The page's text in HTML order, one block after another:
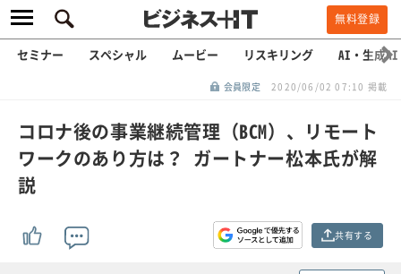
無料登録
セミナー スペシャル ムービー リスキリング AI・生成AI
会員限定 2020/06/02 07:10 掲載
コロナ後の事業継続管理（BCM）、リモート
ワークのあり方は？ ガートナー松本氏が解
説
共有する